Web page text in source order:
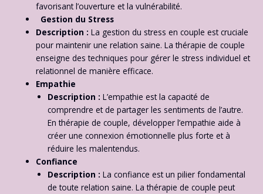
favorisant l’ouverture et la vulnérabilité.
Gestion du Stress
Description : La gestion du stress en couple est cruciale
pour maintenir une relation saine. La thérapie de couple
enseigne des techniques pour gérer le stress individuel et
relationnel de manière efficace.
Empathie
Description : L’empathie est la capacité de
comprendre et de partager les sentiments de l’autre.
En thérapie de couple, développer l’empathie aide à
créer une connexion émotionnelle plus forte et à
réduire les malentendus.
Confiance
Description : La confiance est un pilier fondamental
de toute relation saine. La thérapie de couple peut